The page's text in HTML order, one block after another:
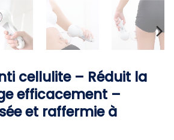
cellulite – Réduit la
efficacement –
et raffermie à